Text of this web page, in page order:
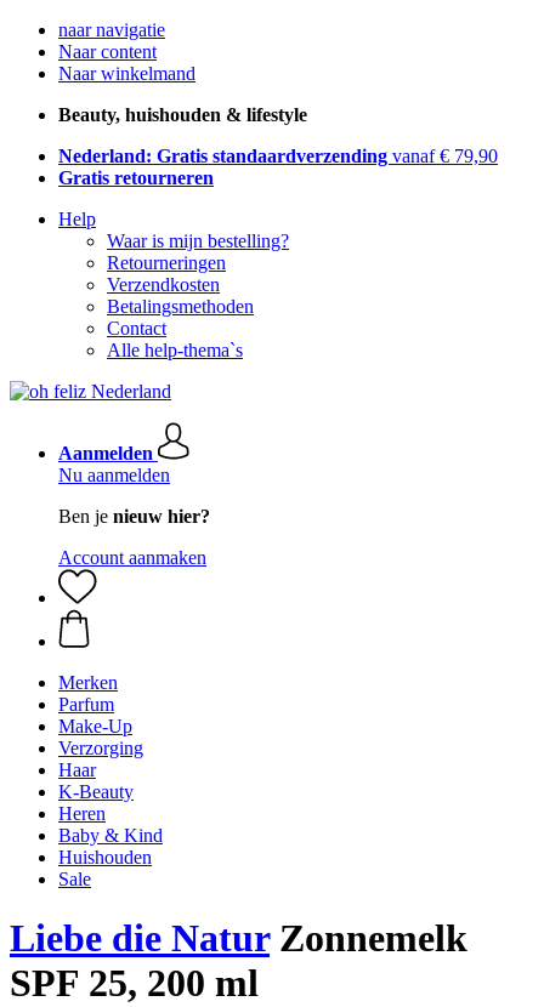
naar navigatie
Naar content
Naar winkelmand
Beauty, huishouden & lifestyle
Nederland: Gratis standaardverzending vanaf € 79,90
Gratis retourneren
Help
Waar is mijn bestelling?
Retourneringen
Verzendkosten
Betalingsmethoden
Contact
Alle help-thema`s
Aanmelden
Nu aanmelden
Ben je nieuw hier?
Account aanmaken
Merken
Parfum
Make-Up
Verzorging
Haar
K-Beauty
Heren
Baby & Kind
Huishouden
Sale
Liebe die NaturZonnemelk
SPF 25, 200 ml